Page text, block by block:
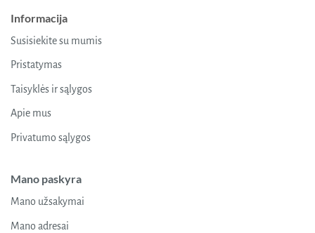
Informacija
Susisiekite su mumis
Pristatymas
Taisyklės ir sąlygos
Apie mus
Privatumo sąlygos
Mano paskyra
Mano užsakymai
Mano adresai